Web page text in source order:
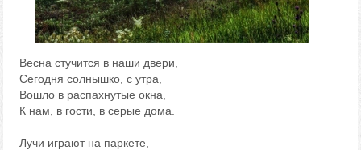
Весна стучится в наши двери,
Сегодня солнышко, с утра,
Вошло в распахнутые окна,
К нам, в гости, в серые дома.
Лучи играют на паркете,